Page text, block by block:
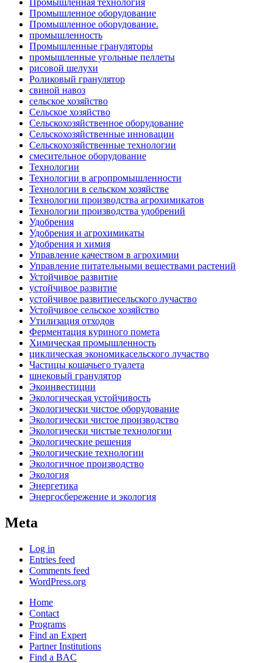
Промышленная технология
Промышленное оборудование
Промышленное оборудование.
промышленность
Промышленные грануляторы
промышленные угольные пеллеты
рисовой шелухи
Роликовый гранулятор
свиной навоз
сельское хозяйство
Сельское хозяйство
Сельскохозяйственное оборудование
Сельскохозяйственные инновации
Сельскохозяйственные технологии
смесительное оборудование
Технологии
Технологии в агропромышленности
Технологии в сельском хозяйстве
Технологии производства агрохимикатов
Технологии производства удобрений
Удобрения
Удобрения и агрохимикаты
Удобрения и химия
Управление качеством в агрохимии
Управление питательными веществами растений
Устойчивое развитие
устойчивое развитие
устойчивое развитиесельского лучаство
Устойчивое сельское хозяйство
Утилизация отходов
Ферментация куриного помета
Химическая промышленность
циклическая экономикасельского лучаство
Частицы кошачьего туалета
шнековый гранулятор
Экоинвестиции
Экологическая устойчивость
Экологически чистое оборудование
Экологически чистое производство
Экологически чистые технологии
Экологические решения
Экологические технологии
Экологичное производство
Экология
Энергетика
Энергосбережение и экология
Meta
Log in
Entries feed
Comments feed
WordPress.org
Home
Contact
Programs
Find an Expert
Partner Institutions
Find a BAC